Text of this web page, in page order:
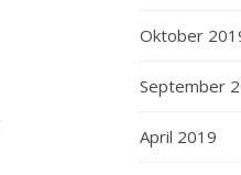
Oktober
September
April 2019